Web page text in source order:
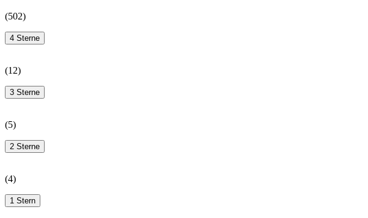
(502)
4 Sterne
(12)
3 Sterne
(5)
2 Sterne
(4)
1 Stern